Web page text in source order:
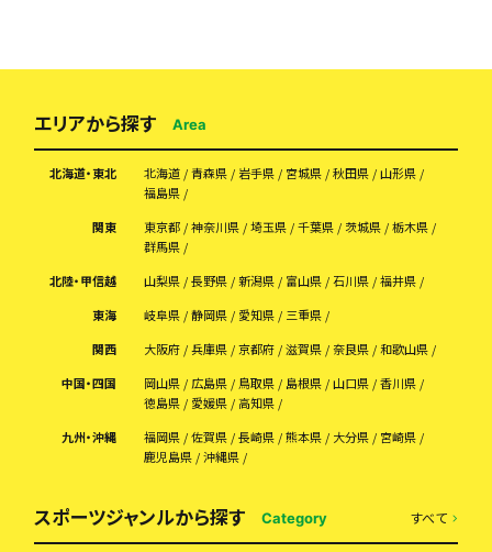
エリアから探す Area
北海道・東北 北海道 青森県 岩手県 宮城県 秋田県
山形県
福島県
関東
東京都 神奈川県 埼玉県 千葉県 茨城県
栃木県
群馬県
北陸・甲信越
山梨県 長野県 新潟県 富山県 石川県
福井県
東海
岐阜県 静岡県 愛知県
三重県
関西
大阪府 兵庫県 京都府 滋賀県 奈良県
和歌山県
中国・四国
岡山県 広島県 鳥取県 島根県 山口県
香川県
徳島県
愛媛県
高知県
九州・沖縄
福岡県 佐賀県 長崎県 熊本県 大分県
宮崎県
鹿児島県
沖縄県
スポーツジャンルから探す Category すべて